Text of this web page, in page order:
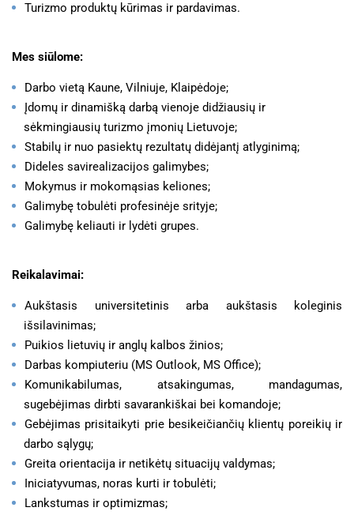
Turizmo produktų kūrimas ir pardavimas.
Mes siūlome:
Darbo vietą Kaune, Vilniuje, Klaipėdoje;
Įdomų ir dinamišką darbą vienoje didžiausių ir
sėkmingiausių turizmo įmonių Lietuvoje;
Stabilų ir nuo pasiektų rezultatų didėjantį atlyginimą;
Dideles savirealizacijos galimybes;
Mokymus ir mokomąsias keliones;
Galimybę tobulėti profesinėje srityje;
Galimybę keliauti ir lydėti grupes.
Reikalavimai:
Aukštasis universitetinis arba aukštasis koleginis
išsilavinimas;
Puikios lietuvių ir anglų kalbos žinios;
Darbas kompiuteriu (MS Outlook, MS Office);
Komunikabilumas, atsakingumas, mandagumas,
sugebėjimas dirbti savarankiškai bei komandoje;
Gebėjimas prisitaikyti prie besikeičiančių klientų poreikių ir
darbo sąlygų;
Greita orientacija ir netikėtų situacijų valdymas;
Iniciatyvumas, noras kurti ir tobulėti;
Lankstumas ir optimizmas;